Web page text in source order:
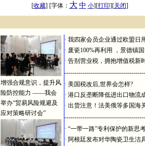
[收藏] [字体： 大 中 小][打印][关闭]
增强合规意识，提升风
险防控能力 ——我会
举办“贸易风险规避及
应对策略研讨会”
· 我四家会员企业通过欧盟日
· 废瓷100%再利用 ，景德镇
· 告别营业税，拥抱增值税新
· 美国税改后,世界会怎样?
· 港口反垄断降低进出口物流
· 出货注意！法美俄等多国海
· “一带一路”专利保护的新思
· 阿根廷发布对华陶瓷卫生洁